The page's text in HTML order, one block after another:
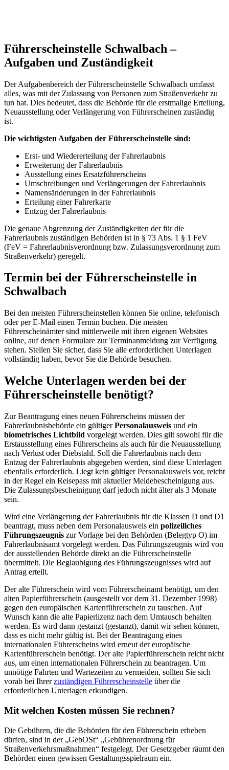
Führerscheinstelle Schwalbach –
Aufgaben und Zuständigkeit
Der Aufgabenbereich der Führerscheinstelle Schwalbach umfasst
alles, was mit der Zulassung von Personen zum Straßenverkehr zu
tun hat. Dies bedeutet, dass die Behörde für die erstmalige Erteilung,
Neuausstellung oder Verlängerung von Führerscheinen zuständig
ist.
Die wichtigsten Aufgaben der Führerscheinstelle sind:
Erst- und Wiedererteilung der Fahrerlaubnis
Erweiterung der Fahrerlaubnis
Ausstellung eines Ersatzführerscheins
Umschreibungen und Verlängerungen der Fahrerlaubnis
Namensänderungen in der Fahrerlaubnis
Erteilung einer Fahrerkarte
Entzug der Fahrerlaubnis
Die genaue Abgrenzung der Zuständigkeiten der für die
Fahrerlaubnis zuständigen Behörden ist in § 73 Abs. 1 § 1 FeV
(FeV = Fahrerlaubnisverordnung bzw. Zulassungsverordnung zum
Straßenverkehr) geregelt.
Termin bei der Führerscheinstelle in
Schwalbach
Bei den meisten Führerscheinstellen können Sie online, telefonisch
oder per E-Mail einen Termin buchen. Die meisten
Führerscheinämter sind mittlerweile mit ihren eigenen Websites
online, auf denen Formulare zur Terminanmeldung zur Verfügung
stehen. Stellen Sie sicher, dass Sie alle erforderlichen Unterlagen
vollständig haben, bevor Sie die Behörde besuchen.
Welche Unterlagen werden bei der
Führerscheinstelle benötigt?
Zur Beantragung eines neuen Führerscheins müssen der
Fahrerlaubnisbehörde ein gültigerPersonalausweis und ein
biometrisches Lichtbild vorgelegt werden. Dies gilt sowohl für die
Erstausstellung eines Führerscheins als auch für die Neuausstellung
nach Verlust oder Diebstahl. Soll die Fahrerlaubnis nach dem
Entzug der Fahrerlaubnis abgegeben werden, sind diese Unterlagen
ebenfalls erforderlich. Liegt kein gültiger Personalausweis vor, reicht
in der Regel ein Reisepass mit aktueller Meldebescheinigung aus.
Die Zulassungsbescheinigung darf jedoch nicht älter als 3 Monate
sein.
Wird eine Verlängerung der Fahrerlaubnis für die Klassen D und D1
beantragt, muss neben dem Personalausweis ein polizeiliches
Führungszeugnis zur Vorlage bei den Behörden (Belegtyp O) im
Fahrerlaubnisamt vorgelegt werden. Das Führungszeugnis wird von
der ausstellenden Behörde direkt an die Führerscheinstelle
übermittelt. Die Beglaubigung des Führungszeugnisses wird auf
Antrag erteilt.
Der alte Führerschein wird vom Führerscheinamt benötigt, um den
alten Papierführerschein (ausgestellt vor dem 31. Dezember 1998)
gegen den europäischen Kartenführerschein zu tauschen. Auf
Wunsch kann die alte Papierlizenz nach dem Umtausch behalten
werden. Es wird dann gestanzt (gestanzt), damit wir sehen können,
dass es nicht mehr gültig ist. Bei der Beantragung eines
internationalen Führerscheins wird erneut der europäische
Kartenführerschein benötigt. Der alte Papierführerschein reicht nicht
aus, um einen internationalen Führerschein zu beantragen. Um
unnötige Fahrten und Wartezeiten zu vermeiden, sollten Sie sich
vorab bei Ihrerzuständigen Führerscheinstelle über die
erforderlichen Unterlagen erkundigen.
Mit welchen Kosten müssen Sie rechnen?
Die Gebühren, die die Behörden für den Führerschein erheben
dürfen, sind in der „GebOSt“ „Gebührenordnung für
Straßenverkehrsmaßnahmen“ festgelegt. Der Gesetzgeber räumt den
Behörden einen gewissen Gestaltungsspielraum ein.